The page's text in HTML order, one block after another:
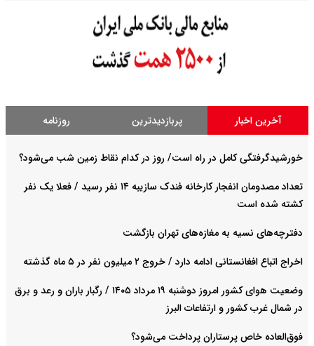
آخرین اخبار پربازدیدترین روزنامه
خورشیدگرفتگی کامل در راه است/ روز در کدام نقاط زمین شب می‌شود؟
تعداد مصدومان انفجار کارخانه فندک سازیبه ۱۴ نفر رسید / فعلا یک نفر
کشته شده است
دفترچه‌های نسیه به مغازه‌های تهران بازگشت
اخراج اتباع افغانستانی ادامه دارد / خروج ۲ میلیون نفر در ۵ ماه گذشته
وضعیت هوای کشور امروز دوشنبه ۱۹ مرداد ۱۴۰۵ / رگبار باران و رعد و برق
در شمال غرب کشور و ارتفاعات البرز
فوق‌العاده خاص پرستاران پرداخت می‌شود‌؟